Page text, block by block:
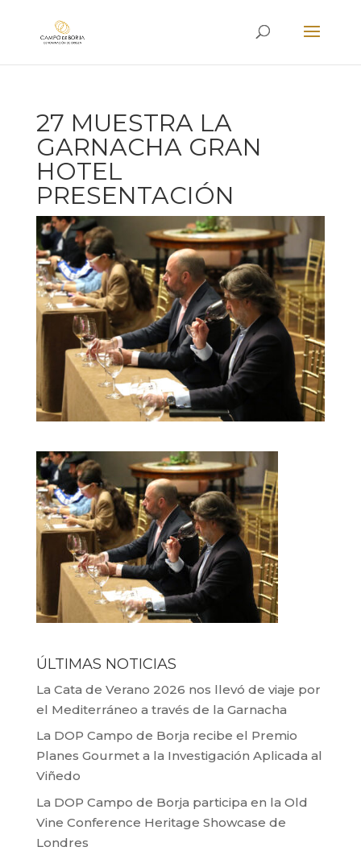
27 MUESTRA LA
GARNACHA GRAN
HOTEL
PRESENTACIÓN
ÚLTIMAS NOTICIAS
La Cata de Verano 2026 nos llevó de viaje por
el Mediterráneo a través de la Garnacha
La DOP Campo de Borja recibe el Premio
Planes Gourmet a la Investigación Aplicada al
Viñedo
La DOP Campo de Borja participa en la Old
Vine Conference Heritage Showcase de
Londres